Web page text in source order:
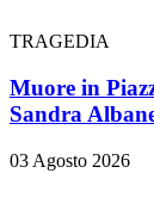
TRAGEDIA
Muore in
Sandra
03 Agosto 2026